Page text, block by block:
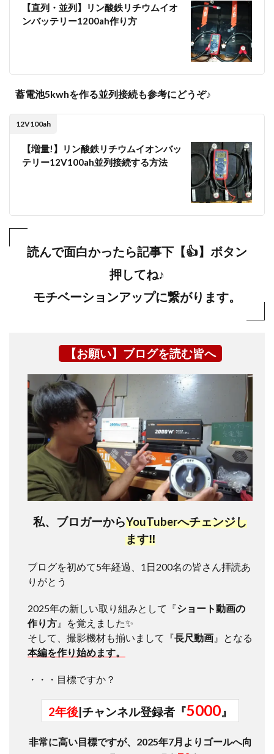
【直列・並列】リン酸鉄リチウムイオ
ンバッテリー1200ah作り方
蓄電池5kwhを作る並列接続も参考にどうぞ♪
12V100ah
【増量!】リン酸鉄リチウムイオンバッ
テリー12V100ah並列接続する方法
読んで面白かったら記事下【👍】ボタン
押してね♪
モチベーションアップに繋がります。
【お願い】ブログを読む皆へ
私、ブロガーからYouTuberへチェンジし
ます‼
ブログを初めて5年経過、1日200名の皆さん拝読あ
りがとう
2025年の新しい取り組みとして『ショート動画の
作り方 』を覚えました✨
そして、撮影機材も揃いまして『長尺動画 』となる
本編を作り始めます。
・・・目標ですか？
2年後|チャンネル登録者『5000』
非常に高い目標ですが、2025年7月よりゴールへ向